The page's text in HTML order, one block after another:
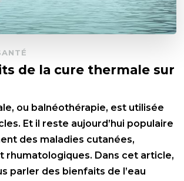
de la cure thermale sur
ou balnéothérapie, est utilisée
Et il reste aujourd’hui populaire
des maladies cutanées,
rhumatologiques. Dans cet article,
parler des bienfaits de l’eau